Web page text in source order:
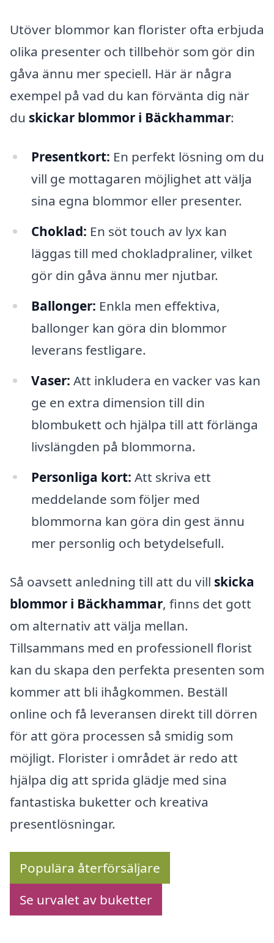
Utöver blommor kan florister ofta erbjuda
olika presenter och tillbehör som gör din
gåva ännu mer speciell. Här är några
exempel på vad du kan förvänta dig när
du skickar blommor i Bäckhammar:
Presentkort: En perfekt lösning om du
vill ge mottagaren möjlighet att välja
sina egna blommor eller presenter.
Choklad: En söt touch av lyx kan
läggas till med chokladpraliner, vilket
gör din gåva ännu mer njutbar.
Ballonger: Enkla men effektiva,
ballonger kan göra din blommor
leverans festligare.
Vaser: Att inkludera en vacker vas kan
ge en extra dimension till din
blombukett och hjälpa till att förlänga
livslängden på blommorna.
Personliga kort: Att skriva ett
meddelande som följer med
blommorna kan göra din gest ännu
mer personlig och betydelsefull.
Så oavsett anledning till att du vill skicka
blommor i Bäckhammar, finns det gott
om alternativ att välja mellan.
Tillsammans med en professionell florist
kan du skapa den perfekta presenten som
kommer att bli ihågkommen. Beställ
online och få leveransen direkt till dörren
för att göra processen så smidig som
möjligt. Florister i området är redo att
hjälpa dig att sprida glädje med sina
fantastiska buketter och kreativa
presentlösningar.
Populära återförsäljare
Se urvalet av buketter